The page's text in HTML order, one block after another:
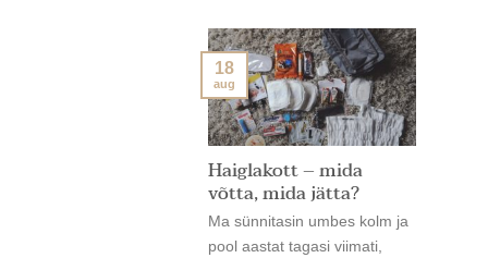
Haiglakott – mida
võtta, mida jätta?
Ma sünnitasin umbes kolm ja
pool aastat tagasi viimati,
18
aug